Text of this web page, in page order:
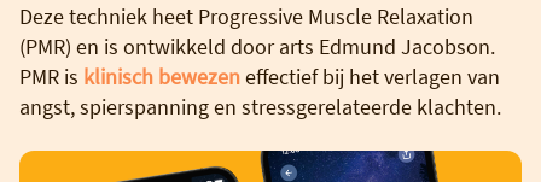
Deze techniek heet Progressive Muscle Relaxation
(PMR) en is ontwikkeld door arts Edmund Jacobson.
PMR is klinisch bewezeneffectief bij het verlagen van
angst, spierspanning en stressgerelateerde klachten.